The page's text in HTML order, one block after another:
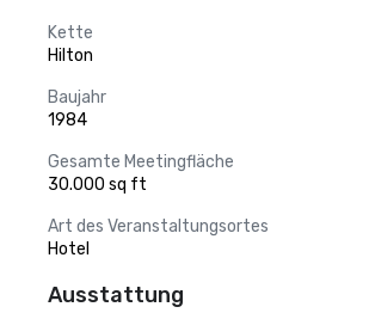
Kette
Hilton
Baujahr
1984
Gesamte Meetingfläche
30.000 sq ft
Art des Veranstaltungsortes
Hotel
Ausstattung